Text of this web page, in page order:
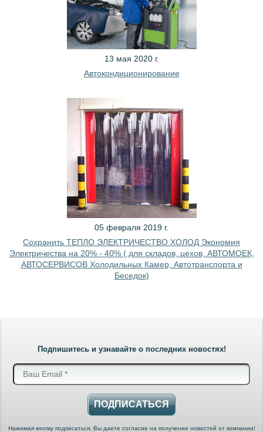
13 мая 2020 г.
Автокондиционирование
05 февраля 2019 г.
Сохранить ТЕПЛО ЭЛЕКТРИЧЕСТВО ХОЛОД Экономия
Электричества на 20% - 40% ( для складов, цехов, АВТОМОЕК,
АВТОСЕРВИСОВ Холодильных Камер, Автотранспорта и
Беседок)
Подпишитесь и узнавайте о последних новостях!
ПОДПИСАТЬСЯ
Нажимая кнопку подписаться, Вы даете согласие на получение новостей от компании!